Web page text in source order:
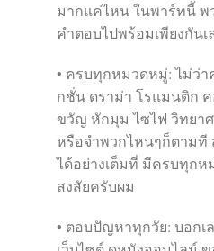
มากแค่ไหน ในพาร์ทนี้ พ
คำตอบไปพร้อมเพียงกัน
• ครบทุกหมวดหมู่: ไม่ว่
กชั่น ดราม่า โรแมนติก
ขวัญ หักมุม ไซไฟ วิทยา
หรือจำพวกไหนๆก็ตามที
ได้อย่างเต็มที่ มีครบทุกห
สงสัยครับผม
• ตอบปัญหาทุกวัย: บอกเ